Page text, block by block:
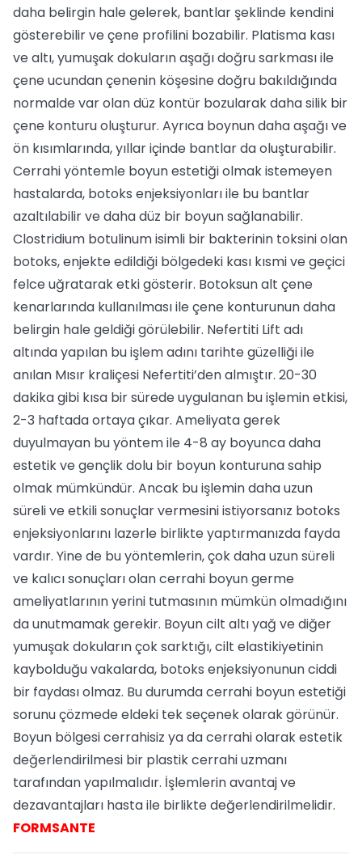
daha belirgin hale gelerek, bantlar şeklinde kendini
gösterebilir ve çene profilini bozabilir. Platisma kası
ve altı, yumuşak dokuların aşağı doğru sarkması ile
çene ucundan çenenin köşesine doğru bakıldığında
normalde var olan düz kontür bozularak daha silik bir
çene konturu oluşturur. Ayrıca boynun daha aşağı ve
ön kısımlarında, yıllar içinde bantlar da oluşturabilir.
Cerrahi yöntemle boyun estetiği olmak istemeyen
hastalarda, botoks enjeksiyonları ile bu bantlar
azaltılabilir ve daha düz bir boyun sağlanabilir.
Clostridium botulinum isimli bir bakterinin toksini olan
botoks, enjekte edildiği bölgedeki kası kısmi ve geçici
felce uğratarak etki gösterir. Botoksun alt çene
kenarlarında kullanılması ile çene konturunun daha
belirgin hale geldiği görülebilir. Nefertiti Lift adı
altında yapılan bu işlem adını tarihte güzelliği ile
anılan Mısır kraliçesi Nefertiti’den almıştır. 20-30
dakika gibi kısa bir sürede uygulanan bu işlemin etkisi,
2-3 haftada ortaya çıkar. Ameliyata gerek
duyulmayan bu yöntem ile 4-8 ay boyunca daha
estetik ve gençlik dolu bir boyun konturuna sahip
olmak mümkündür. Ancak bu işlemin daha uzun
süreli ve etkili sonuçlar vermesini istiyorsanız botoks
enjeksiyonlarını lazerle birlikte yaptırmanızda fayda
vardır. Yine de bu yöntemlerin, çok daha uzun süreli
ve kalıcı sonuçları olan cerrahi boyun germe
ameliyatlarının yerini tutmasının mümkün olmadığını
da unutmamak gerekir. Boyun cilt altı yağ ve diğer
yumuşak dokuların çok sarktığı, cilt elastikiyetinin
kaybolduğu vakalarda, botoks enjeksiyonunun ciddi
bir faydası olmaz. Bu durumda cerrahi boyun estetiği
sorunu çözmede eldeki tek seçenek olarak görünür.
Boyun bölgesi cerrahisiz ya da cerrahi olarak estetik
değerlendirilmesi bir plastik cerrahi uzmanı
tarafından yapılmalıdır. İşlemlerin avantaj ve
dezavantajları hasta ile birlikte değerlendirilmelidir.
FORMSANTE